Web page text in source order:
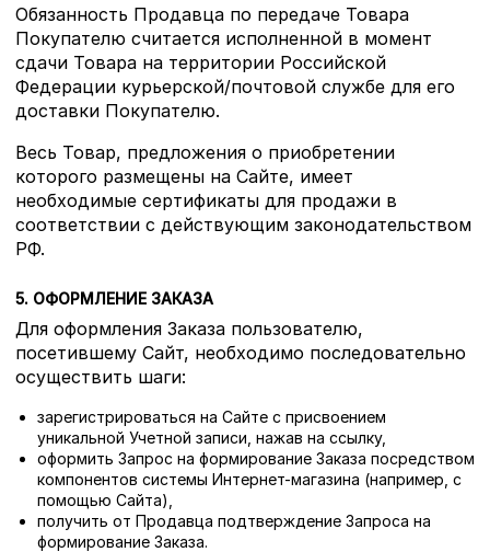
Обязанность Продавца по передаче Товара
Покупателю считается исполненной в момент
сдачи Товара на территории Российской
Федерации курьерской/почтовой службе для его
доставки Покупателю.
Весь Товар, предложения о приобретении
которого размещены на Сайте, имеет
необходимые сертификаты для продажи в
соответствии с действующим законодательством
РФ.
5. ОФОРМЛЕНИЕ ЗАКАЗА
Для оформления Заказа пользователю,
посетившему Сайт, необходимо последовательно
осуществить шаги:
зарегистрироваться на Сайте с присвоением
уникальной Учетной записи, нажав на ссылку,
оформить Запрос на формирование Заказа посредством
компонентов системы Интернет-магазина (например, с
помощью Сайта),
получить от Продавца подтверждение Запроса на
формирование Заказа.